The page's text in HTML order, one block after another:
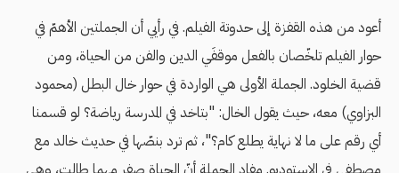
أعود من هذه القفزة إلى حدوتة الفيلم. في رأيي أن الجملتين الأهمّ في
حوار الفيلم تلخّصان بالفعل موقفَي الدين والفن من الحياة، ومن
قضية الخلود. الجملة الأولى هي الواردة في حوار خال البطل (محمود
البزاوي) معه، حيث يقول الخال: "بتاخد في المدرسة رياضة؟ لو قسمنا
أي رقم على ما لا نهاية يطلع كام؟"، ثم ترد بنصّها في حديث خالد مع